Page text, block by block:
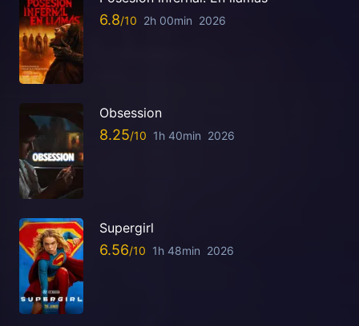
6.8 2h 00min 2026
Obsession
8.25 1h 40min 2026
Supergirl
6.56 1h 48min 2026